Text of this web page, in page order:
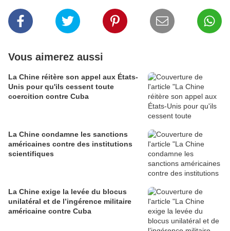
Vous aimerez aussi
La Chine réitère son appel aux États-
Unis pour qu'ils cessent toute
coercition contre Cuba
La Chine condamne les sanctions
américaines contre des institutions
scientifiques
La Chine exige la levée du blocus
unilatéral et de l’ingérence militaire
américaine contre Cuba